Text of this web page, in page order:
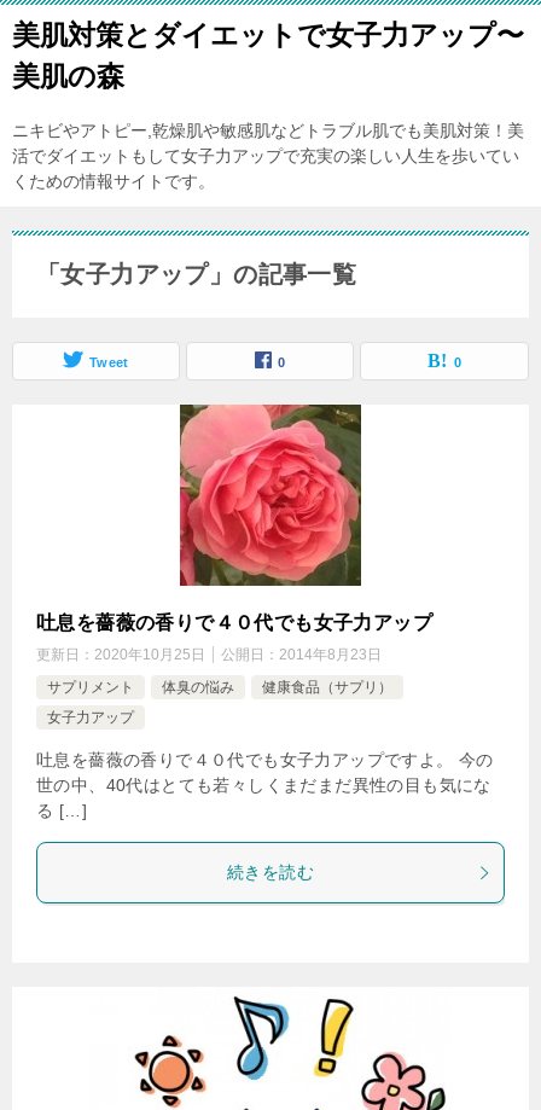
美肌対策とダイエットで女子力アップ〜
美肌の森
ニキビやアトピー,乾燥肌や敏感肌などトラブル肌でも美肌対策！美
活でダイエットもして女子力アップで充実の楽しい人生を歩いてい
くための情報サイトです。
「女子力アップ」の記事一覧
Tweet 0 0
吐息を薔薇の香りで４０代でも女子力アップ
更新日： 2020年10月25日 公開日： 2014年8月23日
サプリメント
体臭の悩み
健康食品（サプリ）
女子力アップ
吐息を薔薇の香りで４０代でも女子力アップですよ。 今の
世の中、40代はとても若々しくまだまだ異性の目も気にな
る […]
続きを読む